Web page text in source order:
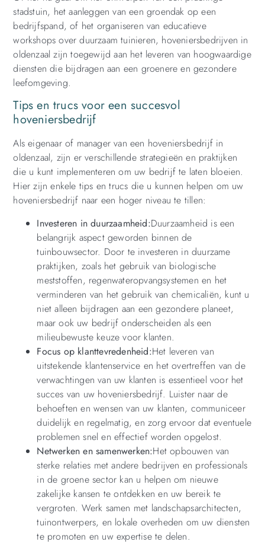
stadstuin, het aanleggen van een groendak op een
bedrijfspand, of het organiseren van educatieve
workshops over duurzaam tuinieren, hoveniersbedrijven in
oldenzaal zijn toegewijd aan het leveren van hoogwaardige
diensten die bijdragen aan een groenere en gezondere
leefomgeving.
Tips en trucs voor een succesvol
hoveniersbedrijf
Als eigenaar of manager van een hoveniersbedrijf in
oldenzaal, zijn er verschillende strategieën en praktijken
die u kunt implementeren om uw bedrijf te laten bloeien.
Hier zijn enkele tips en trucs die u kunnen helpen om uw
hoveniersbedrijf naar een hoger niveau te tillen:
Investeren in duurzaamheid:Duurzaamheid is een
belangrijk aspect geworden binnen de
tuinbouwsector. Door te investeren in duurzame
praktijken, zoals het gebruik van biologische
meststoffen, regenwateropvangsystemen en het
verminderen van het gebruik van chemicaliën, kunt u
niet alleen bijdragen aan een gezondere planeet,
maar ook uw bedrijf onderscheiden als een
milieubewuste keuze voor klanten.
Focus op klanttevredenheid:Het leveren van
uitstekende klantenservice en het overtreffen van de
verwachtingen van uw klanten is essentieel voor het
succes van uw hoveniersbedrijf. Luister naar de
behoeften en wensen van uw klanten, communiceer
duidelijk en regelmatig, en zorg ervoor dat eventuele
problemen snel en effectief worden opgelost.
Netwerken en samenwerken:Het opbouwen van
sterke relaties met andere bedrijven en professionals
in de groene sector kan u helpen om nieuwe
zakelijke kansen te ontdekken en uw bereik te
vergroten. Werk samen met landschapsarchitecten,
tuinontwerpers, en lokale overheden om uw diensten
te promoten en uw expertise te delen.